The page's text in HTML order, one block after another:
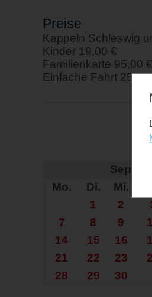
Preise
Kappeln Schleswig
Kinder 19,00 €
Familienkarte 95,00
Einfache Fahrt 25,00
Mo.
Di. Mi.
1
2
7
8 9
14
15 16
21
22 23
28
29 30